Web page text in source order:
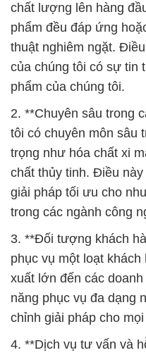
chất lượng lên hàng
phẩm đều đáp ứng
thuật nghiêm ngặt.
của chúng tôi có sự tin
phẩm của chúng tôi.
2. **Chuyên sâu trong
tôi có chuyên môn sâu
trọng như hóa chất xi
chất thủy tinh. Điều
giải pháp tối ưu cho
trong các ngành công
3. **Đối tượng khách
phục vụ một loạt
xuất lớn đến các
năng phục vụ đa dạng
chỉnh giải pháp cho
4. **Dịch vụ tư vấn và